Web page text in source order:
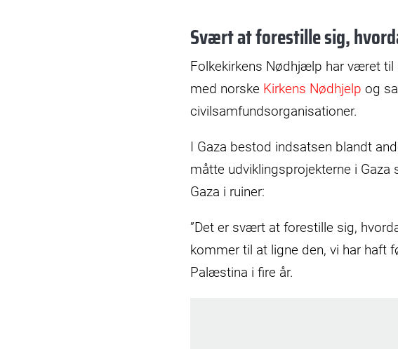
Svært at forestille sig,
Folkekirkens Nødhjælp har været
med norske Kirkens Nødhjelp og
civilsamfundsorganisationer.
I Gaza bestod indsatsen blandt
måtte udviklingsprojekterne i
Gaza i ruiner:
”Det er svært at forestille sig,
kommer til at ligne den, vi har haft
Palæstina i fire år.